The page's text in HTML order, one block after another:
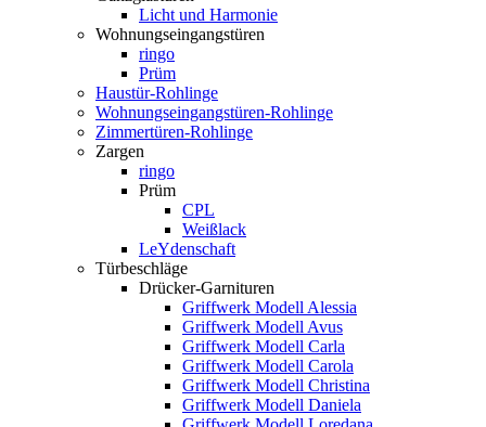
Licht und Harmonie
Wohnungseingangstüren
ringo
Prüm
Haustür-Rohlinge
Wohnungseingangstüren-Rohlinge
Zimmertüren-Rohlinge
Zargen
ringo
Prüm
CPL
Weißlack
LeYdenschaft
Türbeschläge
Drücker-Garnituren
Griffwerk Modell Alessia
Griffwerk Modell Avus
Griffwerk Modell Carla
Griffwerk Modell Carola
Griffwerk Modell Christina
Griffwerk Modell Daniela